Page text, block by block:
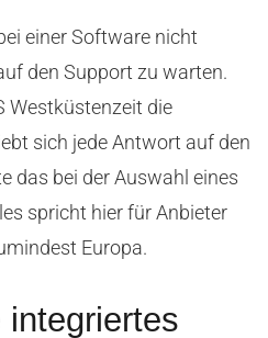
einer Software nicht
den Support zu warten.
Westküstenzeit die
sich jede Antwort auf den
das bei der Auswahl eines
spricht hier für Anbieter
Europa.
integriertes